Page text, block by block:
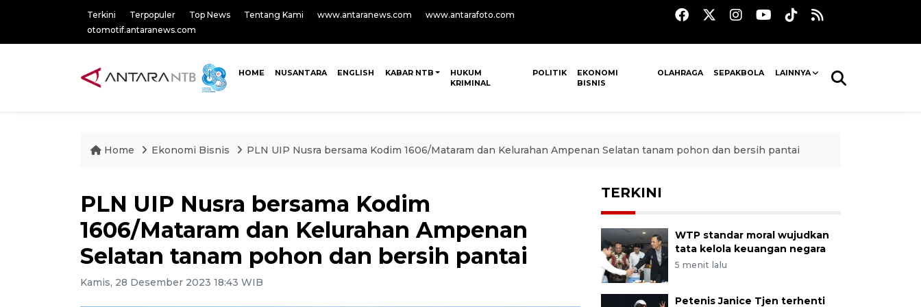
Terkini Terpopuler Top News Tentang Kami www.antaranews.com
www.antarafoto.com
otomotif.antaranews.com
HOME NUSANTARA ENGLISH KABAR NTB
HUKUM
KRIMINAL
POLITIK
EKONOMI
BISNIS
OLAHRAGA SEPAKBOLA LAINNYA
Home Ekonomi Bisnis PLN UIP Nusra bersama Kodim 1606/Mataram dan Kelurahan Ampenan Selatan tanam pohon dan bersih pantai
PLN UIP Nusra bersama Kodim
1606/Mataram dan Kelurahan Ampenan
Selatan tanam pohon dan bersih pantai
Kamis, 28 Desember 2023 18:43 WIB
TERKINI
WTP standar moral wujudkan
tata kelola keuangan negara
5 menit lalu
Petenis Janice Tjen terhenti